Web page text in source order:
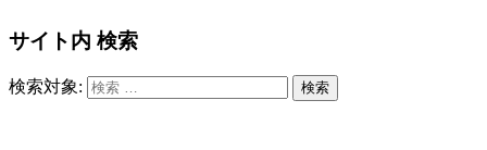
サイト内 検索
検索対象: 検索